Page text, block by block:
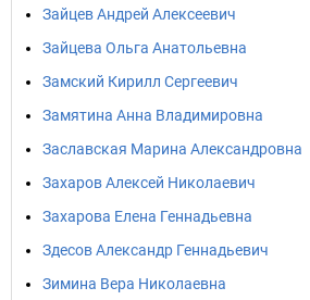
Зайцев Андрей Алексеевич
Зайцева Ольга Анатольевна
Замский Кирилл Сергеевич
Замятина Анна Владимировна
Заславская Марина Александровна
Захаров Алексей Николаевич
Захарова Елена Геннадьевна
Здесов Александр Геннадьевич
Зимина Вера Николаевна